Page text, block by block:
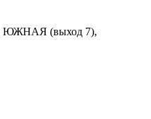
ЮЖНАЯ (выход 7),